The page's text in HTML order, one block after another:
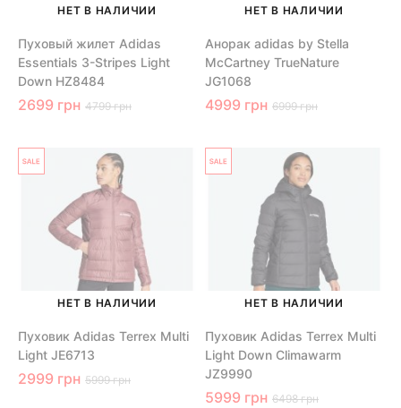
НЕТ В НАЛИЧИИ
Пуховый жилет Adidas
Essentials 3-Stripes Light
Down HZ8484
2699 грн 4799 грн
НЕТ В НАЛИЧИИ
Анорак adidas by Stella
McCartney TrueNature
JG1068
4999 грн 6999 грн
НЕТ В НАЛИЧИИ
Пуховик Adidas Terrex Multi
Light JE6713
2999 грн 5999 грн
НЕТ В НАЛИЧИИ
Пуховик Adidas Terrex Multi
Light Down Climawarm
JZ9990
5999 грн 6498 грн